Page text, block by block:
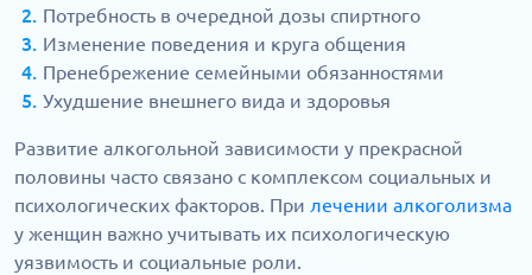
Потребность в очередной дозы спиртного
Изменение поведения и круга общения
Пренебрежение семейными обязанностями
Ухудшение внешнего вида и здоровья
Развитие алкогольной зависимости у прекрасной
половины часто связано с комплексом социальных и
психологических факторов. При лечении алкоголизма
у женщин важно учитывать их психологическую
уязвимость и социальные роли.